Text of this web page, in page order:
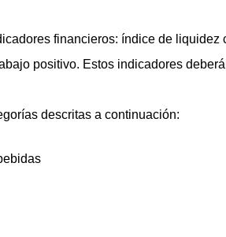
financieros: índice de liquidez
positivo. Estos indicadores
descritas a continuación: